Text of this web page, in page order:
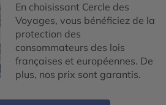
En choisissant Cercle des
Voyages, vous bénéficiez de la
protection des
consommateurs des lois
françaises et européennes. De
plus, nos prix sont garantis.